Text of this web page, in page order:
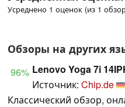
Усреднено 1 оценок (из 1
Обзоры на других
96% Lenovo Yoga 7i
Источник: Chip.de
Классический обзор,